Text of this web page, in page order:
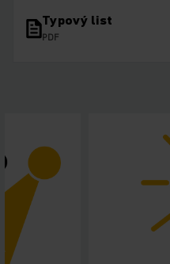
Typový list
PDF